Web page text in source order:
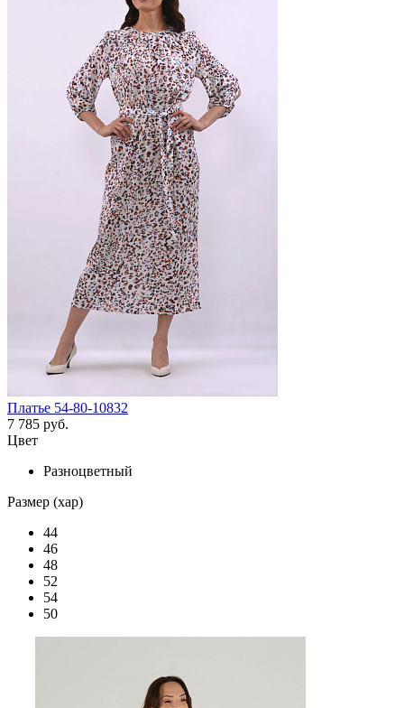
Платье 54-80-10832
7 785 руб.
Цвет
Разноцветный
Размер (хар)
44
46
48
52
54
50